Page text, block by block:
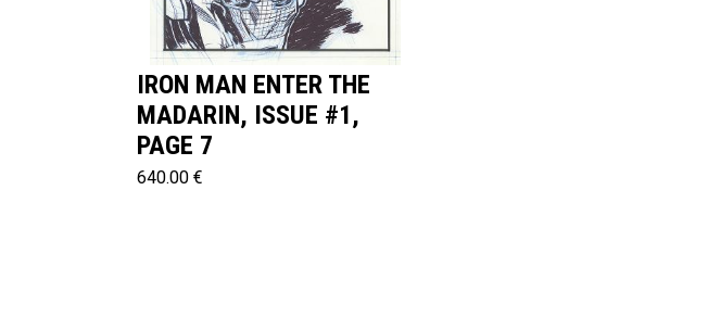
IRON MAN ENTER THE
MADARIN, ISSUE #1,
PAGE 7
640.00 €